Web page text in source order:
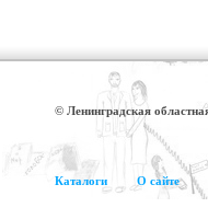
© Ленинградская
Каталоги О сайте